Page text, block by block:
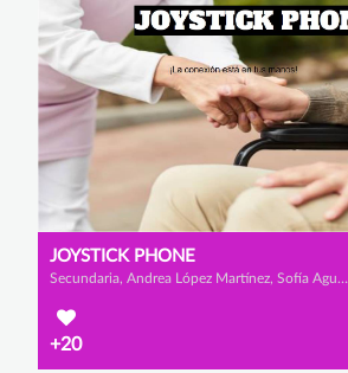
JOYSTICK PHONE
Secundaria, Andrea López Martínez, Sofía Agudo Fernández y Anabel Cánovas Mateo
+20